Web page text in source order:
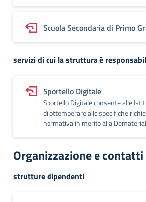
Scuola Secondaria di Primo
servizi di cui la struttura è
Sportello Digitale
Sportello Digitale consente alle
di ottemperare alle specifiche
normativa in merito alla
Organizzazione e contatti
strutture dipendenti